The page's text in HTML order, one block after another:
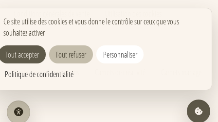
Accessibilité
Carnets pour événements
Carnets corporate
Carnets pros & formations
Ce site utilise des cookies et vous donne le contrôle sur ceux que vous
souhaitez activer
Tout accepter Tout refuser
Personnaliser
Politique de confidentialité